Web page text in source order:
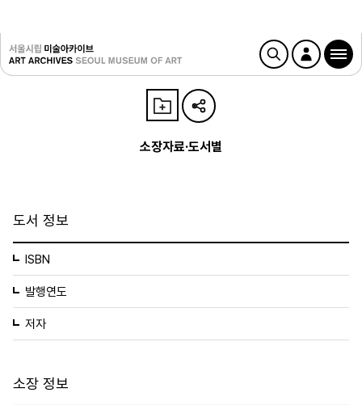
소장자료·도서별
도서 정보
ISBN
발행연도
저자
소장 정보